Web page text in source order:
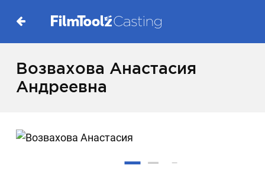
Возвахова Анастасия
Андреевна